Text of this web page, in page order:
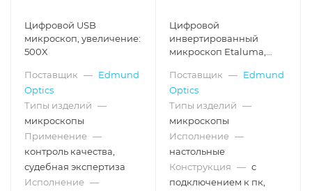
Цифровой USB
микроскоп, увеличение:
500X
Поставщик — Edmund
Optics
Типы изделий —
микроскопы
Применение —
контроль качества,
судебная экспертиза
Исполнение —
Цифровой
инвертированный
микроскоп Etaluma,
(проходящий свет)
Поставщик — Edmund
Optics
Типы изделий —
микроскопы
Исполнение —
настольные
Конструкция — с
подключением к пк,